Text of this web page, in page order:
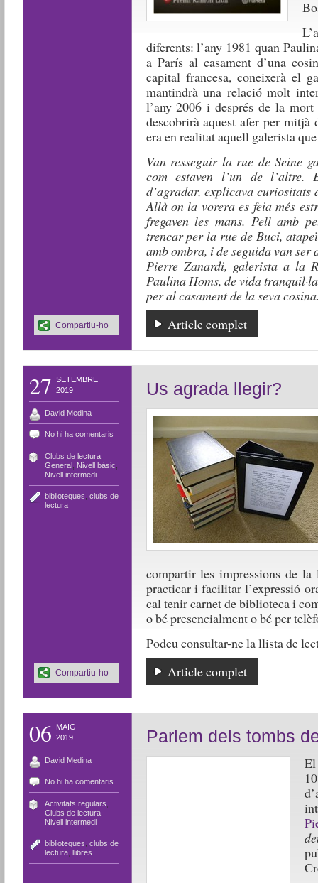
diferents: l’any 1981 quan
a París al casament d’una
capital francesa, coneixerà el
mantindrà una relació molt
l’any 2006 i després de la
descobrirà aquest afer per mitjà
era en realitat aquell galerista
Van resseguir la rue de Seine
com estaven l’un de l’altre.
d’agradar, explicava
Allà on la vorera es feia més
fregaven les mans. Pell amb
trencar per la rue de Buci,
amb ombra, i de seguida van
Pierre Zanardi, galerista a la
Paulina Homs, de vida
per al casament de la seva
Article complet
Compartiu-ho
27 SETEMBRE
2019
David Medina
No hi ha comentaris
Clubs de lectura,
General, Nivell bàsic
Nivell intermedi
biblioteques clubs de
lectura
Us agrada llegir?
compartir les impressions de la
practicar i facilitar l’expressió
cal tenir carnet de biblioteca i
o bé presencialment o bé per
Podeu consultar-ne la llista de
Article complet
Compartiu-ho
06
MAIG
2019
David Medina
No hi ha comentaris
Activitats regulars
Clubs de lectura,
Nivell intermedi
biblioteques clubs de
lectura, llibres
Parlem dels tombs
El